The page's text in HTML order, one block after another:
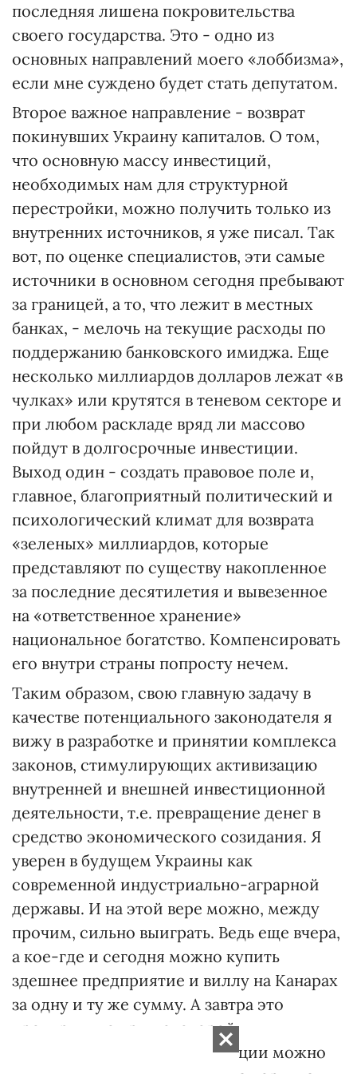
последняя лишена покровительства
своего государства. Это - одно из
основных направлений моего «лоббизма»,
если мне суждено будет стать депутатом.
Второе важное направление - возврат
покинувших Украину капиталов. О том,
что основную массу инвестиций,
необходимых нам для структурной
перестройки, можно получить только из
внутренних источников, я уже писал. Так
вот, по оценке специалистов, эти самые
источники в основном сегодня пребывают
за границей, а то, что лежит в местных
банках, - мелочь на текущие расходы по
поддержанию банковского имиджа. Еще
несколько миллиардов долларов лежат «в
чулках» или крутятся в теневом секторе и
при любом раскладе вряд ли массово
пойдут в долгосрочные инвестиции.
Выход один - создать правовое поле и,
главное, благоприятный политический и
психологический климат для возврата
«зеленых» миллиардов, которые
представляют по существу накопленное
за последние десятилетия и вывезенное
на «ответственное хранение»
национальное богатство. Компенсировать
его внутри страны попросту нечем.
Таким образом, свою главную задачу в
качестве потенциального законодателя я
вижу в разработке и принятии комплекса
законов, стимулирующих активизацию
внутренней и внешней инвестиционной
деятельности, т.е. превращение денег в
средство экономического созидания. Я
уверен в будущем Украины как
современной индустриально-аграрной
державы. И на этой вере можно, между
прочим, сильно выиграть. Ведь еще вчера,
а кое-где и сегодня можно купить
здешнее предприятие и виллу на Канарах
за одну и ту же сумму. А завтра это
предприятие при некоторой
реорганизации и реконструкции можно